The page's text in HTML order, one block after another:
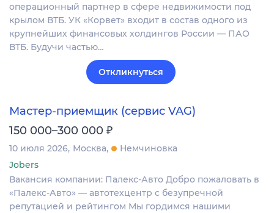
операционный партнер в сфере недвижимости под
крылом ВТБ. УК «Корвет» входит в состав одного из
крупнейших финансовых холдингов России — ПАО
ВТБ. Будучи частью…
Откликнуться
Мастер-приемщик (сервис VAG)
150 000–300 000 ₽
10 июля 2026 Москва
Немчиновка
Jobers
Вакансия компании: Палекс-Авто Добро пожаловать в
«Палекс‑Авто» — автотехцентр с безупречной
репутацией и рейтингом Мы гордимся нашими